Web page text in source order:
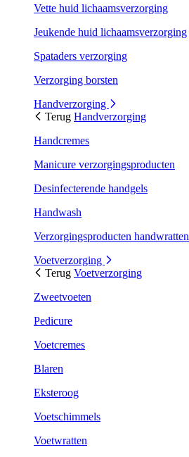
Vette huid lichaamsverzorging
Jeukende huid lichaamsverzorging
Spataders verzorging
Verzorging borsten
Handverzorging
Terug Handverzorging
Handcremes
Manicure verzorgingsproducten
Desinfecterende handgels
Handwash
Verzorgingsproducten handwratten
Voetverzorging
Terug Voetverzorging
Zweetvoeten
Pedicure
Voetcremes
Blaren
Eksteroog
Voetschimmels
Voetwratten